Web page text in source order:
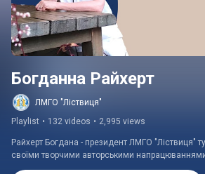
Богданна Райхерт
ЛМГО "Ліствиця"
Playlist • 132 videos • 2,995 views
Райхерт Богдана - президент ЛМГО "Ліствиця"
своїми творчими авторськими
прочитати на сайті ЛМГО "ЛІствиця"